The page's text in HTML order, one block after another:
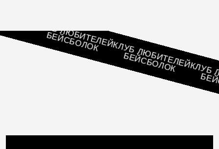
КЛУБ ЛЮБИТЕЛЕЙ
БЕЙСБОЛОК КЛУБ ЛЮБИТЕЛЕЙ
БЕЙСБОЛОК КЛУБ